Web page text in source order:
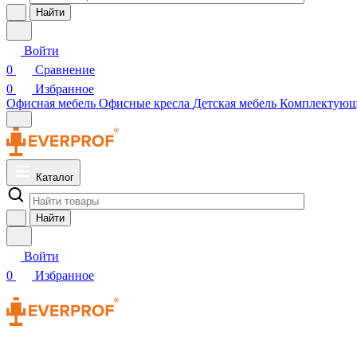
Найти
Войти
0
Сравнение
0
Избранное
Офисная мебель Офисные кресла Детская мебель
Каталог
Найти
Войти
0
Избранное